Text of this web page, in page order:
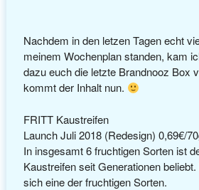
Nachdem in den letzen Tagen echt
meinem Wochenplan standen, kam
dazu euch die letzte Brandnooz Box
kommt der Inhalt nun.
FRITT Kaustreifen
Launch Juli 2018 (Redesign) 0,69€/
In insgesamt 6 fruchtigen Sorten ist
Kaustreifen seit Generationen
sich eine der fruchtigen Sorten.